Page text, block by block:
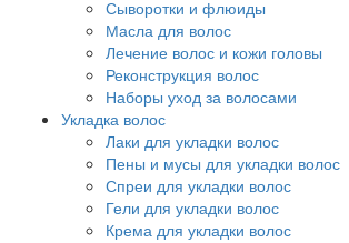
Сыворотки и флюиды
Масла для волос
Лечение волос и кожи головы
Реконструкция волос
Наборы уход за волосами
Укладка волос
Лаки для укладки волос
Пены и мусы для укладки волос
Спреи для укладки волос
Гели для укладки волос
Крема для укладки волос